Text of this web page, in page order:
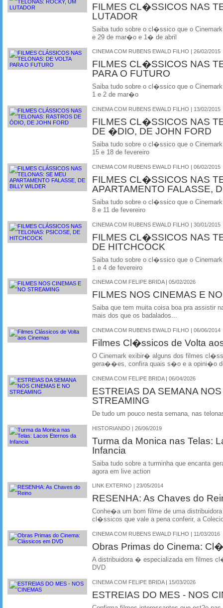
FILMES CL�SSICOS NAS
LUTADOR
Saiba tudo sobre o cl�ssico que o
e 29 de mar�o e 1� de abril
CINEMA COM RUBENS EWALD FILHO | 26/02/2015
FILMES CL�SSICOS NAS
PARA O FUTURO
Saiba tudo sobre o cl�ssico que o
1 e 2 de mar�o
CINEMA COM RUBENS EWALD FILHO | 13/02/2015
FILMES CL�SSICOS NAS
DE �DIO, DE JOHN FORD
Saiba tudo sobre o cl�ssico que o
15 e 18 de fevereiro
CINEMA COM RUBENS EWALD FILHO | 06/02/2015
FILMES CL�SSICOS NAS
APARTAMENTO FALASSE,
Saiba tudo sobre o cl�ssico que o
8 e 11 de fevereiro
CINEMA COM RUBENS EWALD FILHO | 30/01/2015
FILMES CL�SSICOS NAS
DE HITCHCOCK
Saiba tudo sobre o cl�ssico que o
1 e 4 de fevereiro
CINEMA COM FELIPE BRIDA | 05/02/2026
FILMES NOS CINEMAS E
Saiba que tem muita coisa boa pra assistir
mais dos que os badalados...
CINEMA COM RUBENS EWALD FILHO | 06/06/2014
Filmes Cl�ssicos de Volta
O Cinemark exibir� alguns dos filmes
gera��es, confira quais s�o e a opini�o
CINEMA COM FELIPE BRIDA | 06/04/2026
ESTREIAS DA SEMANA
STREAMING
De tudo um pouco nesta semana, nas
HISTORIANDO | 26/06/2019
Turma da Monica nas Telas:
Infancia
Saiba tudo sobre a turminha que encanta
agora em live action
LINK EXTERNO | 23/05/2014
RESENHA: As Chaves do
Conhe�a um bom filme de uma
cl�ssicos que vale a pena conferir, a
CINEMA COM RUBENS EWALD FILHO | 11/03/2016
Obras Primas do Cinema:
A distribuidora � especializada em filmes
DVD
CINEMA COM FELIPE BRIDA | 15/03/2026
ESTREIAS DO MES - NOS